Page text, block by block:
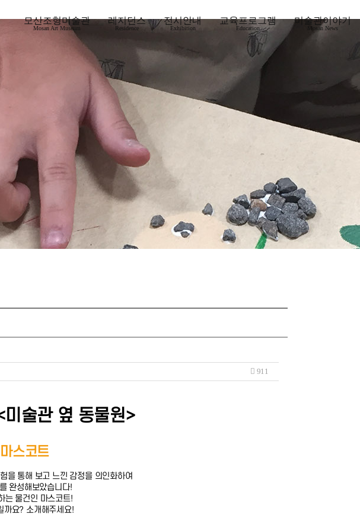
모산조형미술관
Mosan Art Museum
레지던스
Residence
전시안내
Exhibition
교육프로그램
Education
미술관이야기
Mosan News
911
술관 옆 동물원>
스코트
을 통해 보고 느낀 감정을 의인화하여
완성해보았습니다!
는 물건인 마스코트!
까요? 소개해주세요!